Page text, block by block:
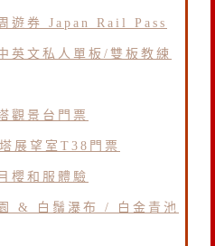
遊券 Japan Rail Pass
英文私人單板/雙板教練
觀景台門票
展望室T38門票
櫻和服體驗
& 白鬚瀑布 / 白金青池